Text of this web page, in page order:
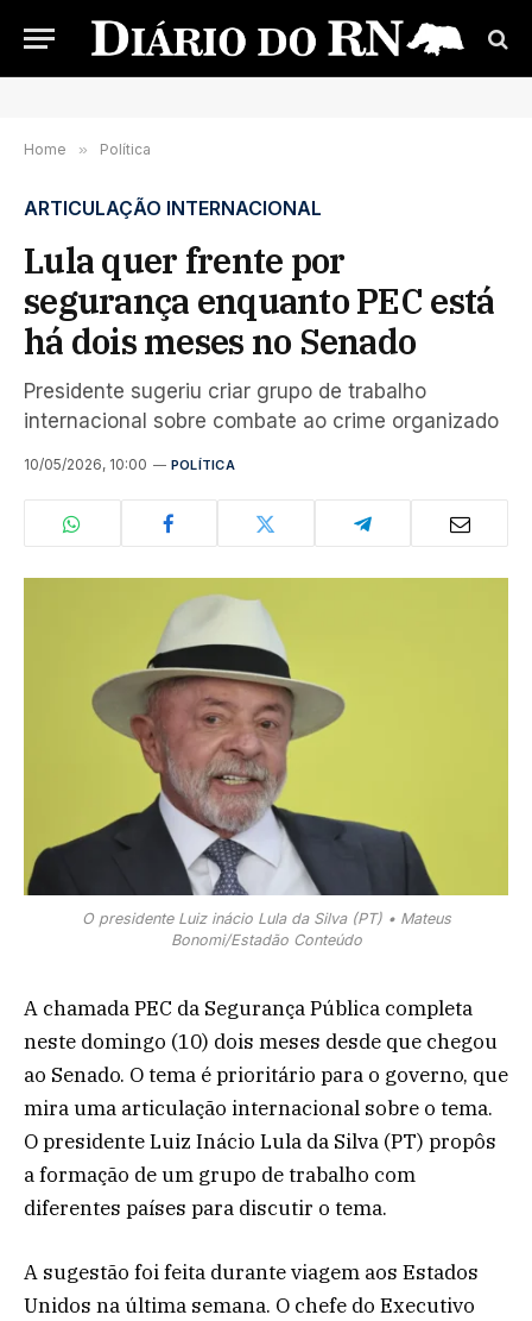
Home » Política
ARTICULAÇÃO INTERNACIONAL
Lula quer frente por
segurança enquanto PEC está
há dois meses no Senado
Presidente sugeriu criar grupo de trabalho
internacional sobre combate ao crime organizado
10/05/2026, 10:00 POLÍTICA
O presidente Luiz inácio Lula da Silva (PT) • Mateus
Bonomi/Estadão Conteúdo
A chamada PEC da Segurança Pública completa
neste domingo (10) dois meses desde que chegou
ao Senado. O tema é prioritário para o governo, que
mira uma articulação internacional sobre o tema.
O presidente Luiz Inácio Lula da Silva (PT) propôs
a formação de um grupo de trabalho com
diferentes países para discutir o tema.
A sugestão foi feita durante viagem aos Estados
Unidos na última semana. O chefe do Executivo